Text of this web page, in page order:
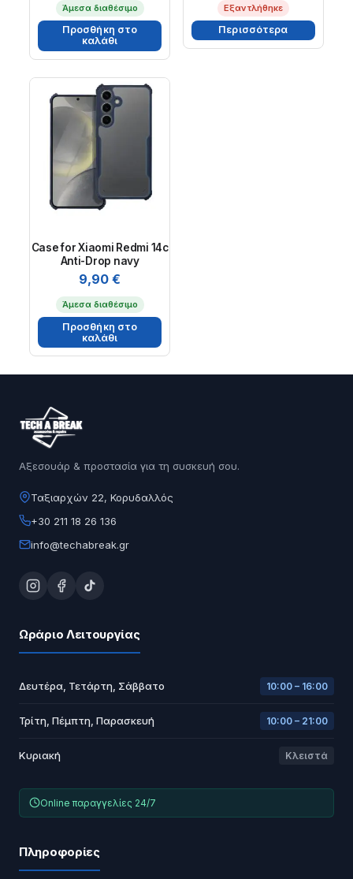
Άμεσα διαθέσιμο
Προσθήκη στο
καλάθι
Εξαντλήθηκε
Περισσότερα
Case for Xiaomi Redmi 14c
Anti-Drop navy
9,90€
Άμεσα διαθέσιμο
Προσθήκη στο
καλάθι
Αξεσουάρ & προστασία για τη συσκευή σου.
Ταξιαρχών 22, Κορυδαλλός
+30 211 18 26 136
info@techabreak.gr
Ωράριο Λειτουργίας
Δευτέρα, Τετάρτη, Σάββατο 10:00 – 16:00
Τρίτη, Πέμπτη, Παρασκευή 10:00 – 21:00
Κυριακή Κλειστά
Online παραγγελίες 24/7
Πληροφορίες